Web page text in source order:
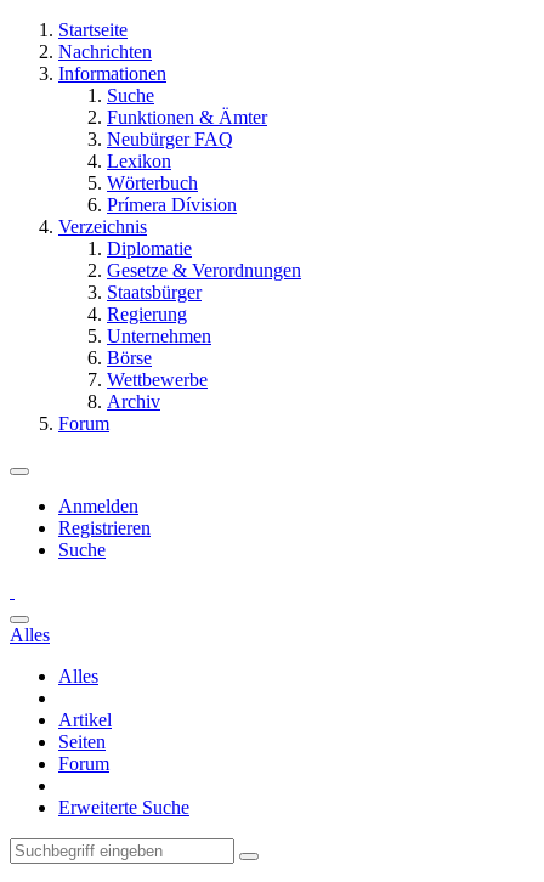
Startseite
Nachrichten
Informationen
Suche
Funktionen & Ämter
Neubürger FAQ
Lexikon
Wörterbuch
Prímera Dívision
Verzeichnis
Diplomatie
Gesetze & Verordnungen
Staatsbürger
Regierung
Unternehmen
Börse
Wettbewerbe
Archiv
Forum
Anmelden
Registrieren
Suche
Alles
Alles
Artikel
Seiten
Forum
Erweiterte Suche